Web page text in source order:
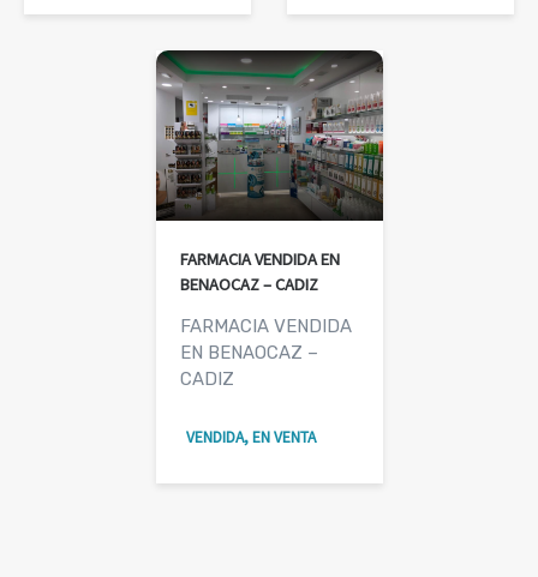
FARMACIA VENDIDA EN
BENAOCAZ – CADIZ
FARMACIA VENDIDA
EN BENAOCAZ –
CADIZ
VENDIDA, EN VENTA